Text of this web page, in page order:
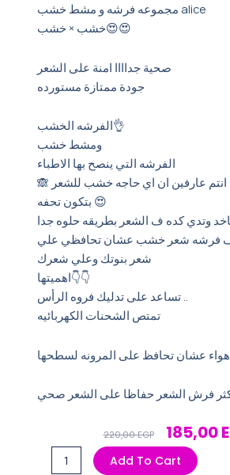
مجموعه فرشه و مشط خشب alice
خشب × خشب😍😍
صحية جداااا امنة على الشعر
جودة ممتازة مستورده
الفرشه الخشب👌
ومشط خشب
الفرشه التي ينصح بها الاطباء
🙈 فرشه شعر خشب انتم عارفين ان اي حاجه خشب للشعر
بتكون تحفه 😍
فرشه شعر خشب عشان تحافظي علي
شعر بنوتك وعلي شعرك
اهميتها👇👇
تساعد على تدليك فروه الرأس ..
تمتص الشحنات الكهربائيه
فرش الشعر حفاظا على الشعر صحي
220,00EGP Original
Price
Was:
185,00
Add To Cart